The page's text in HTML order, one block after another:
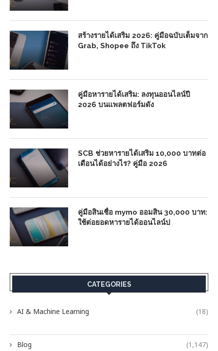
สร้างรายได้เสริม 2026: คู่มือฉบับเต็มจาก
Grab, Shopee ถึง TikTok
คู่มือหารายได้เสริม: ลงทุนออนไลน์ปี
2026 บนแพลตฟอร์มดัง
SCB ช่วยหารายได้เสริม 10,000 บาทต่อ
เดือนได้อย่างไร? คู่มือ 2026
คู่มือสินเชื่อ mymo ออมสิน 30,000 บาท:
ใช้ต่อยอดหารายได้ออนไลน์ป
CATEGORIES
AI & Machine Learning (18)
Blog (1,147)